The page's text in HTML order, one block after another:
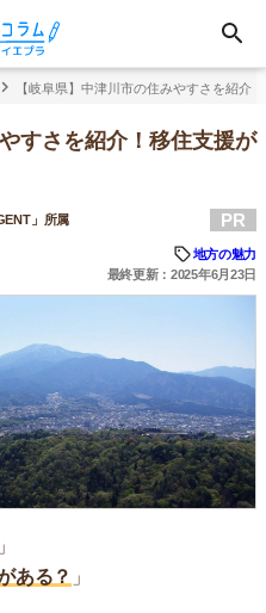
【岐阜県】中津川市の住みやすさを紹介
すさを紹介！移住支援が
」所属 PR
地方の魅力
最終更新：2025年6月23日
」
ある？ 」